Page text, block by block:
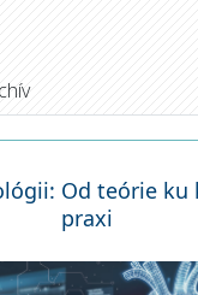
Od teórie ku
praxi